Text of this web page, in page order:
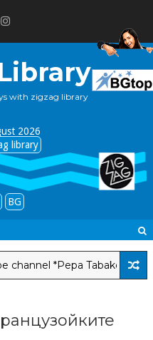
with zigzag library
2026
library
BG
*Pepa Tabakova &